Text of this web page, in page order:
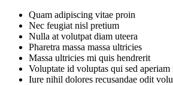
Quam adipiscing vitae proin
Nec feugiat nisl pretium
Nulla at volutpat diam uteera
Pharetra massa massa ultricies
Massa ultricies mi quis hendrerit
Voluptate id voluptas qui sed aperiam
Iure nihil dolores recusandae odit